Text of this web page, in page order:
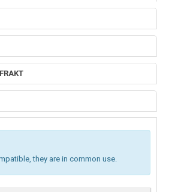
they are in common use.